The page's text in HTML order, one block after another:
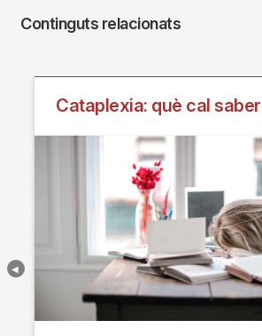
Continguts relacionats
Cataplexia: què cal saber